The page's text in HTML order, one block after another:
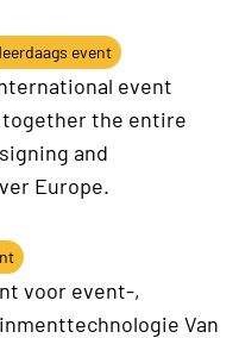
event
event
the entire
and
Europe.
voor event-,
Van